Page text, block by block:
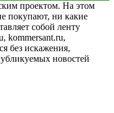
проектом. На этом
покупают, ни какие
собой ленту
kommersant.ru,
без искажения,
новостей